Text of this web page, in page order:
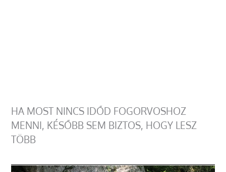
HA MOST NINCS IDŐD FOGORVOSHOZ
MENNI, KÉSŐBB SEM BIZTOS, HOGY LESZ
TÖBB